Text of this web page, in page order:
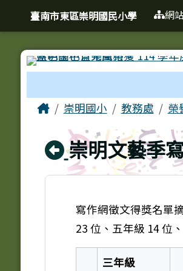
跳至主內容區
臺南市東區崇明
導覽列臺南市東區崇明國民小學 網
主內容區域
Home崇明國小 教務處 榮
回上頁
崇明文藝季
寫作網徵文得獎名單
23 位、五年級 14 位
三年級
頁尾區域